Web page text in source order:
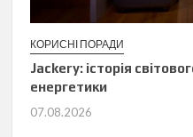
КОРИСНІ ПОРАДИ
Jackery: історія
енергетики
07.08.2026